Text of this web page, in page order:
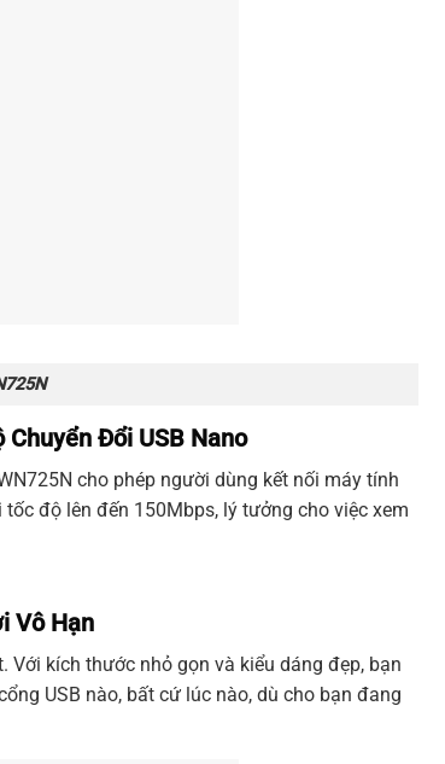
Đổi USB Nano
cho phép người dùng kết nối máy tính
tốc độ lên đến 150Mbps, lý tưởng cho việc xem
Vô Hạn
kích thước nhỏ gọn và kiểu dáng đẹp, bạn
USB nào, bất cứ lúc nào, dù cho bạn đang